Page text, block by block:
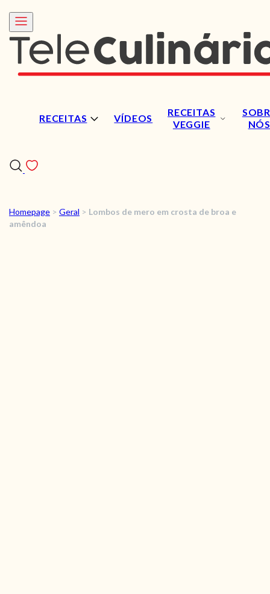
RECEITAS VÍDEOS
RECEITAS
VEGGIE
NÓS
RECEITAS
Homepage > Geral > Lombos de mero em crosta de broa e
amêndoa